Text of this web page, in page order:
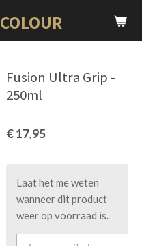
COLOUR
Fusion Ultra Grip -
250ml
€ 17,95
Laat het me weten
wanneer dit product
weer op voorraad is.